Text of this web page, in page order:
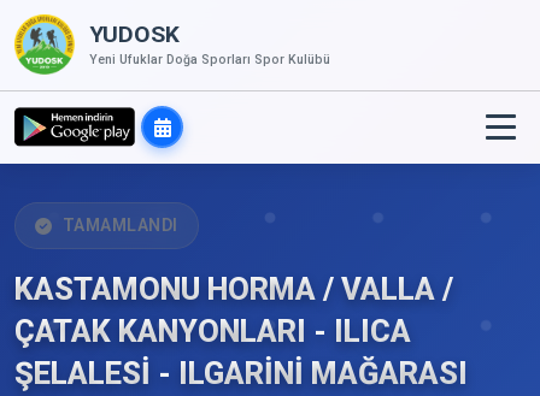
YUDOSK
Yeni Ufuklar Doğa Sporları Spor Kulübü
TAMAMLANDI
KASTAMONU HORMA / VALLA /
ÇATAK KANYONLARI - ILICA
ŞELALESİ - ILGARİNİ MAĞARASI